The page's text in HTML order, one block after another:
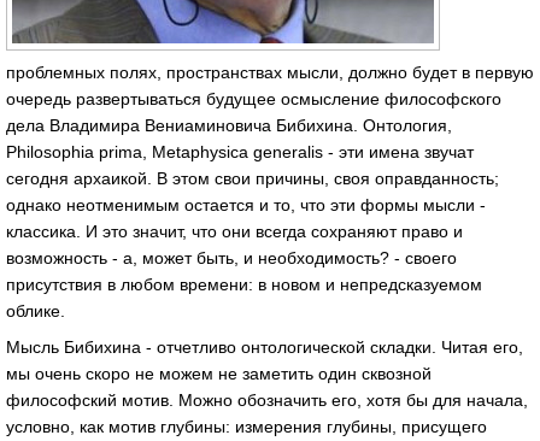
проблемных полях, пространствах мысли, должно будет в первую
очередь развертываться будущее осмысление философского
дела Владимира Вениаминовича Бибихина. Онтология,
Philosophia prima, Metaphysica generalis - эти имена звучат
сегодня архаикой. В этом свои причины, своя оправданность;
однако неотменимым остается и то, что эти формы мысли -
классика. И это значит, что они всегда сохраняют право и
возможность - а, может быть, и необходимость? - своего
присутствия в любом времени: в новом и непредсказуемом
облике.
Мысль Бибихина - отчетливо онтологической складки. Читая его,
мы очень скоро не можем не заметить один сквозной
философский мотив. Можно обозначить его, хотя бы для начала,
условно, как мотив глубины: измерения глубины, присущего